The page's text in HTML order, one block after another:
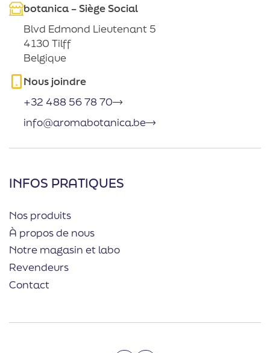
botanica – Siège Social
Blvd Edmond Lieutenant 5
4130 Tilff
Belgique
Nous joindre
+32 488 56 78 70
info@aromabotanica.be
INFOS PRATIQUES
Nos produits
À propos de nous
Notre magasin et labo
Revendeurs
Contact